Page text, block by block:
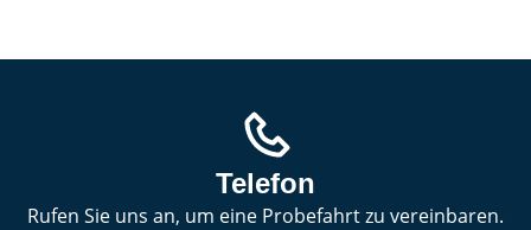
Telefon
Rufen Sie uns an, um eine Probefahrt zu vereinbaren.